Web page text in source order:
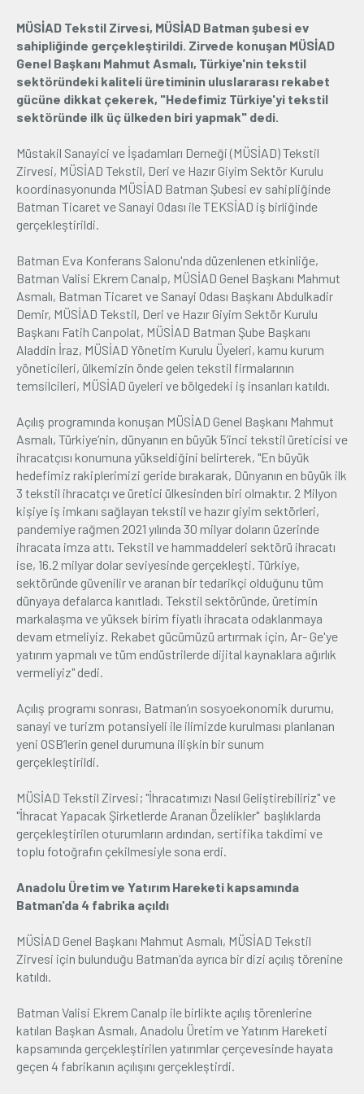
Üyelik
E-İşlemler
MÜSİAD Tekstil Zirvesi, MÜSİAD Batman şubesi ev
sahipliğinde gerçekleştirildi. Zirvede konuşan MÜSİAD
Genel Başkanı Mahmut Asmalı, Türkiye'nin tekstil
sektöründeki kaliteli üretiminin uluslararası rekabet
gücüne dikkat çekerek, "Hedefimiz Türkiye'yi tekstil
sektöründe ilk üç ülkeden biri yapmak" dedi.
Müstakil Sanayici ve İşadamları Derneği (MÜSİAD) Tekstil
Zirvesi, MÜSİAD Tekstil, Deri ve Hazır Giyim Sektör Kurulu
koordinasyonunda MÜSİAD Batman Şubesi ev sahipliğinde
Batman Ticaret ve Sanayi Odası ile TEKSİAD iş birliğinde
gerçekleştirildi.
Batman Eva Konferans Salonu'nda düzenlenen etkinliğe,
Batman Valisi Ekrem Canalp, MÜSİAD Genel Başkanı Mahmut
Asmalı, Batman Ticaret ve Sanayi Odası Başkanı Abdulkadir
Demir, MÜSİAD Tekstil, Deri ve Hazır Giyim Sektör Kurulu
Başkanı Fatih Canpolat, MÜSİAD Batman Şube Başkanı
Aladdin İraz, MÜSİAD Yönetim Kurulu Üyeleri, kamu kurum
yöneticileri, ülkemizin önde gelen tekstil firmalarının
temsilcileri, MÜSİAD üyeleri ve bölgedeki iş insanları katıldı.
Açılış programında konuşan MÜSİAD Genel Başkanı Mahmut
Asmalı, Türkiye’nin, dünyanın en büyük 5’inci tekstil üreticisi ve
ihracatçısı konumuna yükseldiğini belirterek, "En büyük
hedefimiz rakiplerimizi geride bırakarak, Dünyanın en büyük ilk
3 tekstil ihracatçı ve üretici ülkesinden biri olmaktır. 2 Milyon
kişiye iş imkanı sağlayan tekstil ve hazır giyim sektörleri,
pandemiye rağmen 2021 yılında 30 milyar doların üzerinde
ihracata imza attı. Tekstil ve hammaddeleri sektörü ihracatı
ise, 16.2 milyar dolar seviyesinde gerçekleşti. Türkiye,
sektöründe güvenilir ve aranan bir tedarikçi olduğunu tüm
dünyaya defalarca kanıtladı. Tekstil sektöründe, üretimin
markalaşma ve yüksek birim fiyatlı ihracata odaklanmaya
devam etmeliyiz. Rekabet gücümüzü artırmak için, Ar- Ge'ye
yatırım yapmalı ve tüm endüstrilerde dijital kaynaklara ağırlık
vermeliyiz" dedi.
Açılış programı sonrası, Batman’ın sosyoekonomik durumu,
sanayi ve turizm potansiyeli ile ilimizde kurulması planlanan
yeni OSB’lerin genel durumuna ilişkin bir sunum
gerçekleştirildi.
MÜSİAD Tekstil Zirvesi; "İhracatımızı Nasıl Geliştirebiliriz" ve
"İhracat Yapacak Şirketlerde Aranan Özelikler" başlıklarda
gerçekleştirilen oturumların ardından, sertifika takdimi ve
toplu fotoğrafın çekilmesiyle sona erdi.
Anadolu Üretim ve Yatırım Hareketi kapsamında
Batman'da 4 fabrika açıldı
MÜSİAD Genel Başkanı Mahmut Asmalı, MÜSİAD Tekstil
Zirvesi için bulunduğu Batman'da ayrıca bir dizi açılış törenine
katıldı.
Batman Valisi Ekrem Canalp ile birlikte açılış törenlerine
katılan Başkan Asmalı, Anadolu Üretim ve Yatırım Hareketi
kapsamında gerçekleştirilen yatırımlar çerçevesinde hayata
geçen 4 fabrikanın açılışını gerçekleştirdi.